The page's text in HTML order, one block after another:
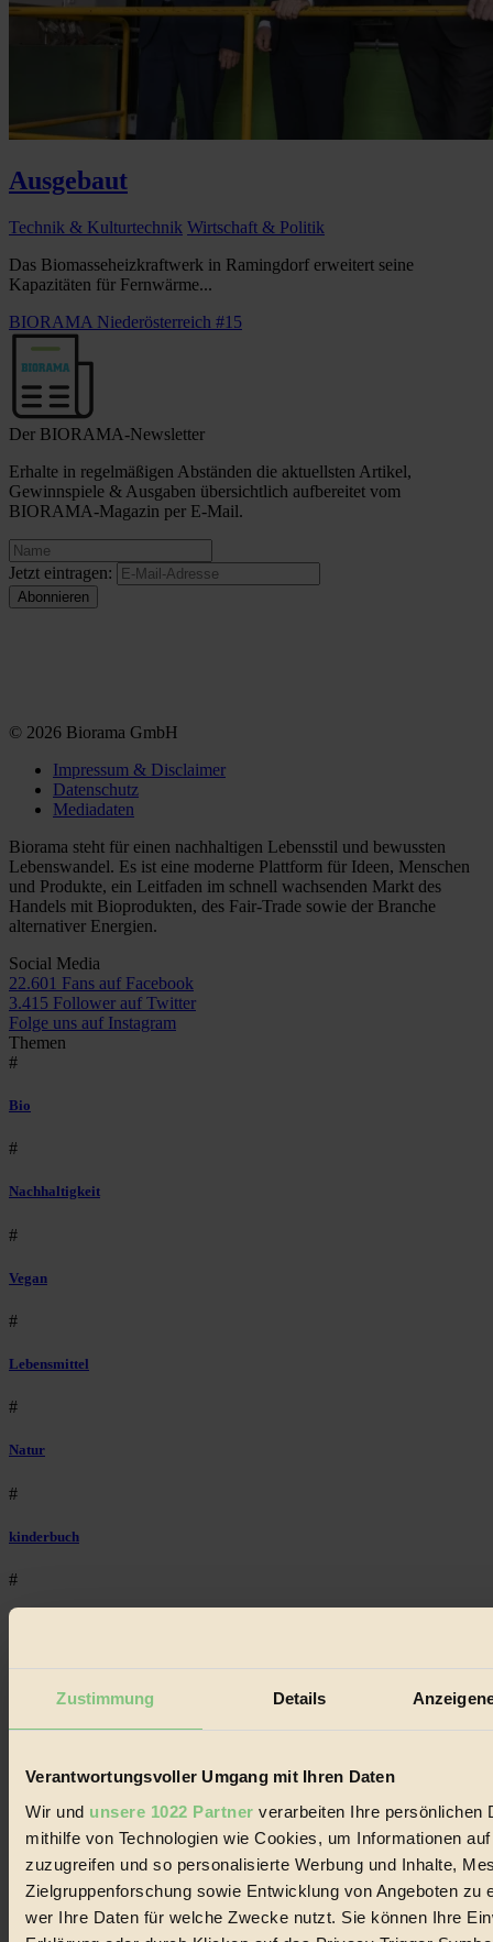
Zustimmung Details
Verantwortungsvoller Umgang mit Ihren Daten
Wir und unsere 1022 Partner verarbeiten Ihre persönlichen
mithilfe von Technologien wie Cookies, um Informationen
zuzugreifen und so personalisierte Werbung und Inhalte,
Zielgruppenforschung sowie Entwicklung von Angeboten zu
wer Ihre Daten für welche Zwecke nutzt. Sie können Ihre
Ausgebaut
Technik & Kulturtechnik Wirtschaft & Politik
Das Biomasseheizkraftwerk in Ramingdorf erweitert seine
Kapazitäten für Fernwärme...
BIORAMA Niederösterreich #15
Der BIORAMA-Newsletter
Erhalte in regelmäßigen Abständen die aktuellsten Artikel,
Gewinnspiele & Ausgaben übersichtlich aufbereitet vom
BIORAMA-Magazin per E-Mail.
Jetzt eintragen:
© 2026 Biorama GmbH
Impressum & Disclaimer
Datenschutz
Mediadaten
Biorama steht für einen nachhaltigen Lebensstil und bewussten
Lebenswandel. Es ist eine moderne Plattform für Ideen, Menschen
und Produkte, ein Leitfaden im schnell wachsenden Markt des
Handels mit Bioprodukten, des Fair-Trade sowie der Branche
alternativer Energien.
Social Media
22.601 Fans auf Facebook
3.415 Follower auf Twitter
Folge uns auf Instagram
Themen
#
Bio
#
Nachhaltigkeit
#
Vegan
#
Lebensmittel
#
Natur
#
kinderbuch
#
#
Landwirtschaft